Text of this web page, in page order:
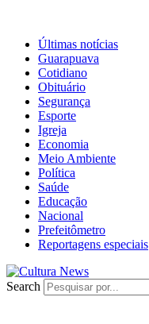
Últimas notícias
Guarapuava
Cotidiano
Obituário
Segurança
Esporte
Igreja
Economia
Meio Ambiente
Política
Saúde
Educação
Nacional
Prefeitômetro
Reportagens especiais
Search